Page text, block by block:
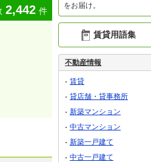
2,442 件
をお届け。
賃貸用語集
不動産情報
賃貸
貸店舗・貸事務所
新築マンション
中古マンション
新築一戸建て
中古一戸建て